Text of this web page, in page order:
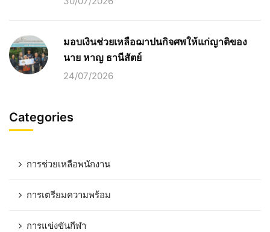
มอบเงินช่วยเหลือฌาปนกิจศพให้แก่ญาติของ
นาย หาญ ธานีสัตย์
24/07/2026
Categories
การช่วยเหลือพนักงาน
การเตรียมความพร้อม
การแข่งขันกีฬา